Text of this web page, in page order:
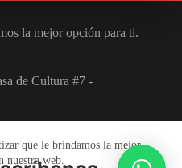
que le brindamos la mejor
nuestra web.
la mejor opción para ti.
de Cultura #7 -